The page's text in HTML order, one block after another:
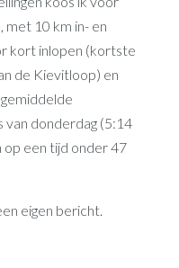
10 km in- en
kort inlopen (kortste
de Kievitloop) en
donderdag (5:14
op een tijd onder 47
eigen bericht.